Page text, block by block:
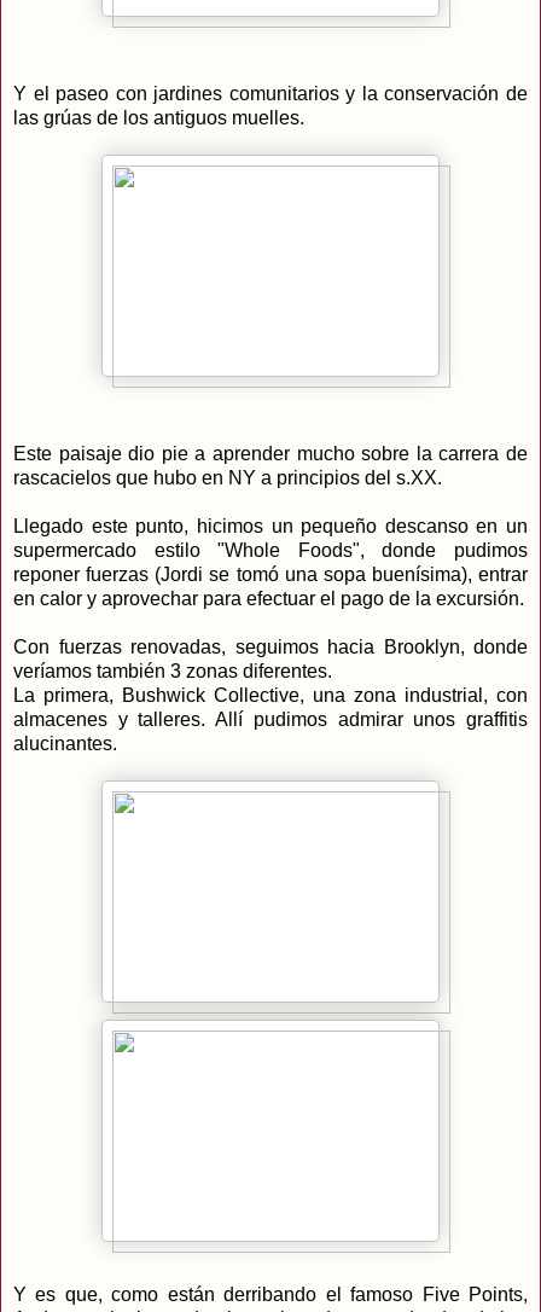
Y el paseo con jardines comunitarios y la conservación de
las grúas de los antiguos muelles.
Este paisaje dio pie a aprender mucho sobre la carrera de
rascacielos que hubo en NY a principios del s.XX.
Llegado este punto, hicimos un pequeño descanso en un
supermercado estilo "Whole Foods", donde pudimos
reponer fuerzas (Jordi se tomó una sopa buenísima), entrar
en calor y aprovechar para efectuar el pago de la excursión.
Con fuerzas renovadas, seguimos hacia Brooklyn, donde
veríamos también 3 zonas diferentes.
La primera, Bushwick Collective, una zona industrial, con
almacenes y talleres. Allí pudimos admirar unos graffitis
alucinantes.
Y es que, como están derribando el famoso Five Points,